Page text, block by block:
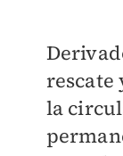
rescate
la